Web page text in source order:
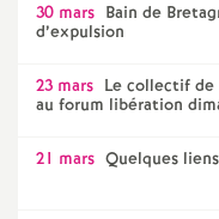
30 mars Bain de
d’expulsion
23 mars Le collectif de
au forum libération
21 mars Quelques liens